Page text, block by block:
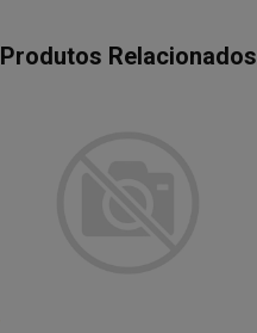
Produtos Relacionados